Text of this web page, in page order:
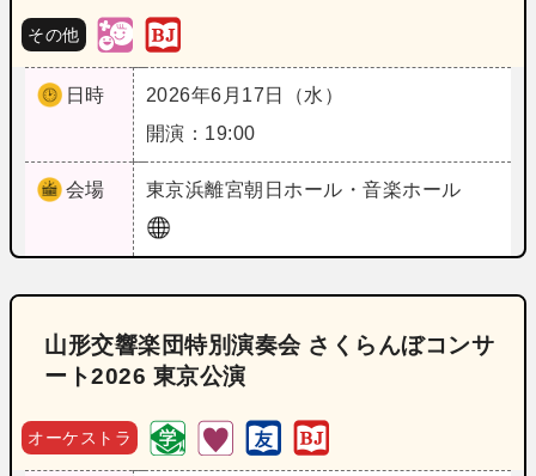
その他
日時
2026年6月17日（水）
開演：19:00
会場 東京浜離宮朝日ホール・音楽ホール
山形交響楽団特別演奏会 さくらんぼコンサ
ート2026 東京公演
オーケストラ